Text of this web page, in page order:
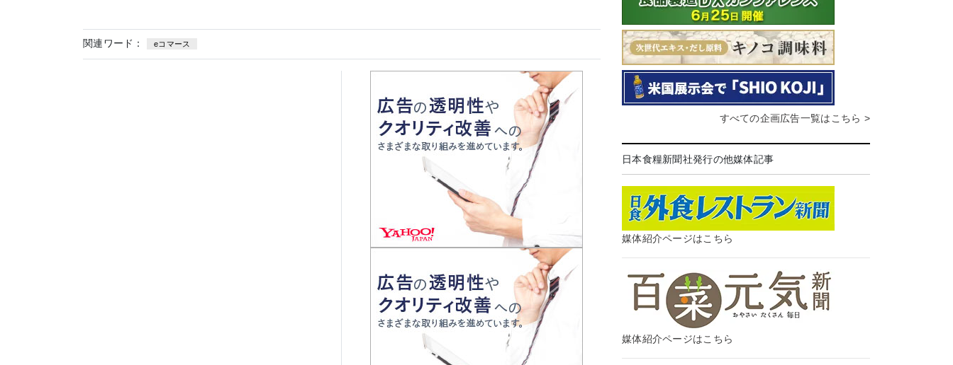
関連ワード： eコマース
すべての企画広告一覧はこちら >
日本食糧新聞社発行の他媒体記事
媒体紹介ページはこちら
媒体紹介ページはこちら